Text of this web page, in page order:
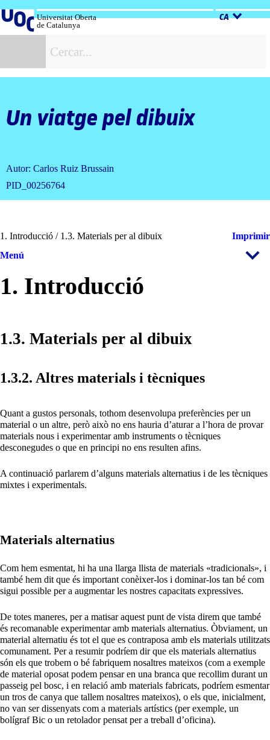
al
contingut
Universitat Oberta
de Catalunya
CA
Un viatge pel dibuix
Autor: Carlos Ruiz Brussain
PID_00256764
1. Introducció / 1.3. Materials per al dibuix
Imprimir
Menú
1. Introducció
1.3. Materials per al dibuix
1.3.2. Altres materials i tècniques
Quant a gustos personals, tothom desenvolupa preferències per un
material o un altre, però això no ens hauria d’aturar a l’hora de provar
materials nous i experimentar amb instruments o tècniques
desconegudes o que en principi no ens resulten afins.
A continuació parlarem d’alguns materials alternatius i de les tècniques
mixtes i experimentals.
Materials alternatius
Com hem esmentat, hi ha una llarga llista de materials «tradicionals», i
també hem dit que és important conèixer-los i dominar-los tan bé com
sigui possible per a augmentar les nostres capacitats expressives.
De totes maneres, per a matisar aquest punt de vista direm que també
és recomanable experimentar amb materials alternatius. Òbviament, un
material alternatiu és tot el que es contraposa amb els materials utilitzats
comunament. Per a resumir podríem dir que els materials alternatius
són els que trobem o bé fabriquem nosaltres mateixos (com a exemple
de material oposat podem pensar en una branca que recollim durant un
passeig pel bosc, i en relació amb materials fabricats, podríem esmentar
un tros de canya que tallem nosaltres mateixos), o els que, inicialment,
no van ser dissenyats com a materials artístics (per exemple, un
bolígraf Bic o un retolador pensat per a treball d’oficina).